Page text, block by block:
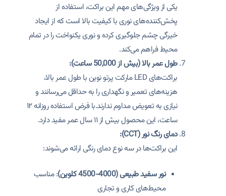
یکی از ویژگی‌های مهم این براکت، استفاده از
پخش‌کننده‌های نوری با کیفیت بالا است که از ایجاد
خیرگی چشم جلوگیری کرده و نوری یکنواخت را در تمام
محیط فراهم می‌کند.
طول عمر بالا (بیش از 50,000 ساعت):
براکت‌های LED مارکت پرتو نوین با طول عمر بالا،
هزینه‌های تعمیر و نگهداری را به حداقل می‌رسانند و
نیازی به تعویض مداوم ندارند.با فرض استفاده روزانه ۱۲
ساعت، این محصول بیش از ۱۱ سال عمر مفید دارد.
دمای رنگ نور (CCT):
این براکت‌ها در سه نوع دمای رنگی ارائه می‌شوند:
نور سفید طبیعی (4000-4500 کلوین)
: مناسب
محیط‌های کاری و تجاری